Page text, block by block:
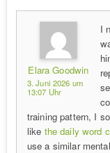
Elara Goodwin
3. Juni 2026 um
13:07 Uhr
I
training pattern, I
like the daily word
use a similar